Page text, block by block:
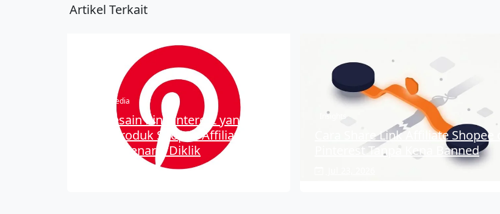
Artikel Terkait
Social Media
Ide Desain Pin Pinterest yang
Bikin Produk Shopee Affiliate
Makin Menarik Diklik
Insights
Cara Share Link Affiliate Shopee di
Pinterest Tanpa Kena Banned